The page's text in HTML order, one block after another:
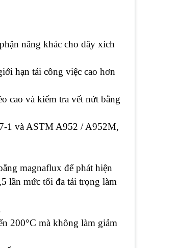
nâng khác cho dây xích
hạn tải công việc cao hơn
cao và kiểm tra vết nứt bằng
1 và ASTM A952 / A952M,
magnaflux để phát hiện
lần mức tối đa tải trọng làm
200°C mà không làm giảm